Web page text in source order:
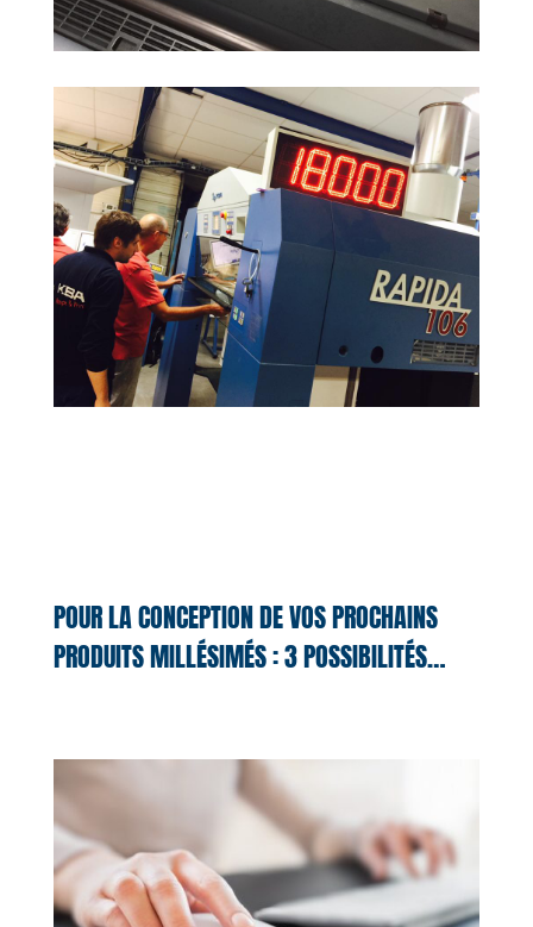
POUR LA CONCEPTION DE VOS PROCHAINS
PRODUITS MILLÉSIMÉS : 3 POSSIBILITÉS…